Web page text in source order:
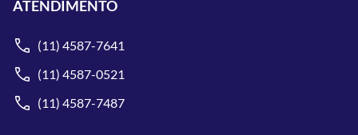
ATENDIMENTO
(11) 4587-7641
(11) 4587-0521
(11) 4587-7487